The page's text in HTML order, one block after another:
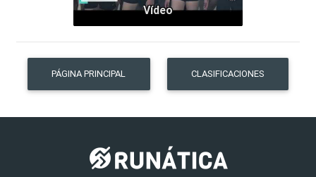
Vídeo
PÁGINA PRINCIPAL CLASIFICACIONES